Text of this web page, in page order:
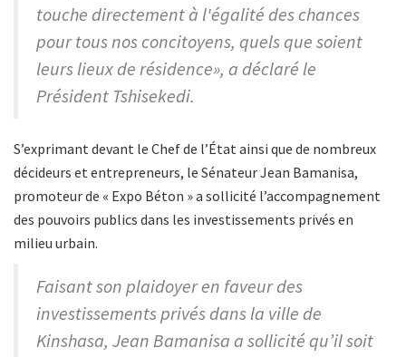
touche directement à l'égalité des chances
pour tous nos concitoyens, quels que soient
leurs lieux de résidence», a déclaré le
Président Tshisekedi.
S’exprimant devant le Chef de l’État ainsi que de nombreux
décideurs et entrepreneurs, le Sénateur Jean Bamanisa,
promoteur de « Expo Béton » a sollicité l’accompagnement
des pouvoirs publics dans les investissements privés en
milieu urbain.
Faisant son plaidoyer en faveur des
investissements privés dans la ville de
Kinshasa, Jean Bamanisa a sollicité qu’il soit